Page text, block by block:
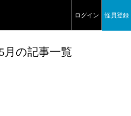
ログイン 怪員登録
月の記事一覧